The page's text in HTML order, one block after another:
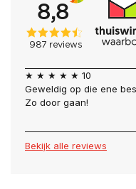
★ ★ ★ ★ ★ 10
Geweldig op die ene
Zo door gaan!
Bekijk alle reviews